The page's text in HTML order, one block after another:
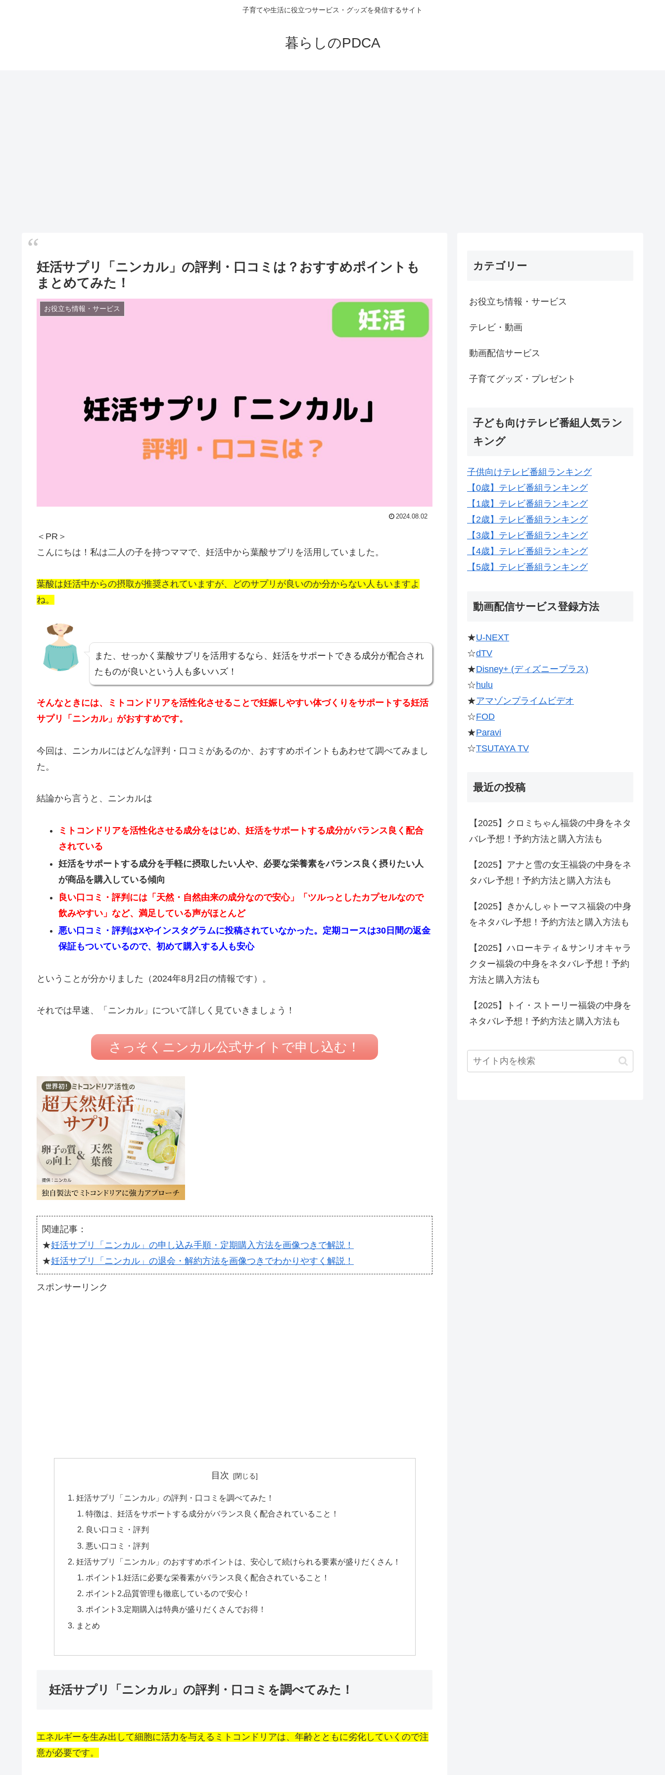
子育てや生活に役立つサービス・グッズを発信するサイト
暮らしのPDCA
妊活サプリ「ニンカル」の評判・口コミは？おすすめポイントも
まとめてみた！
お役立ち情報・サービス
2024.08.02
＜PR＞
こんにちは！私は二人の子を持つママで、妊活中から葉酸サプリを活用していました。
葉酸は妊活中からの摂取が推奨されていますが、どのサプリが良いのか分からない人もいますよ
ね。
また、せっかく葉酸サプリを活用するなら、妊活をサポートできる成分が配合され
たものが良いという人も多いハズ！
そんなときには、ミトコンドリアを活性化させることで妊娠しやすい体づくりをサポートする妊活
サプリ「ニンカル」がおすすめです。
今回は、ニンカルにはどんな評判・口コミがあるのか、おすすめポイントもあわせて調べてみまし
た。
結論から言うと、ニンカルは
ミトコンドリアを活性化させる成分をはじめ、妊活をサポートする成分がバランス良く配合
されている
妊活をサポートする成分を手軽に摂取したい人や、必要な栄養素をバランス良く摂りたい人
が商品を購入している傾向
良い口コミ・評判には「天然・自然由来の成分なので安心」「ツルっとしたカプセルなので
飲みやすい」など、満足している声がほとんど
悪い口コミ・評判はXやインスタグラムに投稿されていなかった。定期コースは30日間の返金
保証もついているので、初めて購入する人も安心
ということが分かりました（2024年8月2日の情報です）。
それでは早速、「ニンカル」について詳しく見ていきましょう！
さっそくニンカル公式サイトで申し込む！
関連記事：
★妊活サプリ「ニンカル」の申し込み手順・定期購入方法を画像つきで解説！
★妊活サプリ「ニンカル」の退会・解約方法を画像つきでわかりやすく解説！
スポンサーリンク
目次
妊活サプリ「ニンカル」の評判・口コミを調べてみた！
特徴は、妊活をサポートする成分がバランス良く配合されていること！
良い口コミ・評判
悪い口コミ・評判
妊活サプリ「ニンカル」のおすすめポイントは、安心して続けられる要素が盛りだくさん！
ポイント1.妊活に必要な栄養素がバランス良く配合されていること！
ポイント2.品質管理も徹底しているので安心！
ポイント3.定期購入は特典が盛りだくさんでお得！
まとめ
妊活サプリ「ニンカル」の評判・口コミを調べてみた！
エネルギーを生み出して細胞に活力を与えるミトコンドリアは、年齢とともに劣化していくので注
意が必要です。
カテゴリー
お役立ち情報・サービス
テレビ・動画
動画配信サービス
子育てグッズ・プレゼント
子ども向けテレビ番組人気ラン
キング
子供向けテレビ番組ランキング
【0歳】テレビ番組ランキング
【1歳】テレビ番組ランキング
【2歳】テレビ番組ランキング
【3歳】テレビ番組ランキング
【4歳】テレビ番組ランキング
【5歳】テレビ番組ランキング
動画配信サービス登録方法
★U-NEXT
☆dTV
★Disney+ (ディズニープラス)
☆hulu
★アマゾンプライムビデオ
☆FOD
★Paravi
☆TSUTAYA TV
最近の投稿
【2025】クロミちゃん福袋の中身をネタ
バレ予想！予約方法と購入方法も
【2025】アナと雪の女王福袋の中身をネ
タバレ予想！予約方法と購入方法も
【2025】きかんしゃトーマス福袋の中身
をネタバレ予想！予約方法と購入方法も
【2025】ハローキティ＆サンリオキャラ
クター福袋の中身をネタバレ予想！予約
方法と購入方法も
【2025】トイ・ストーリー福袋の中身を
ネタバレ予想！予約方法と購入方法も